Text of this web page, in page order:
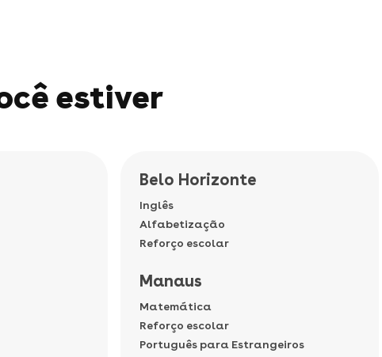
estiver
Belo Horizonte
Inglês
Alfabetização
Reforço escolar
Manaus
Matemática
Reforço escolar
Português para Estrangeiros